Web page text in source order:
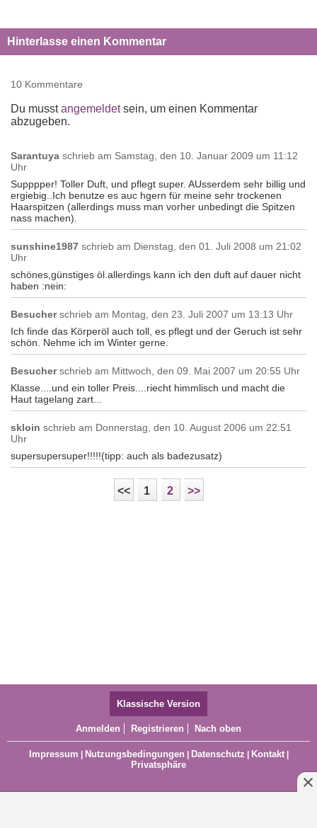
Hinterlasse einen Kommentar
10 Kommentare
Du musstangemeldetsein, um einen Kommentar
abzugeben.
Sarantuya schrieb am Samstag, den 10. Januar 2009 um 11:12
Uhr
Supppper! Toller Duft, und pflegt super. AUsserdem sehr billig und
ergiebig..Ich benutze es auc hgern für meine sehr trockenen
Haarspitzen (allerdings muss man vorher unbedingt die Spitzen
nass machen).
sunshine1987 schrieb am Dienstag, den 01. Juli 2008 um 21:02
Uhr
schönes,günstiges öl.allerdings kann ich den duft auf dauer nicht
haben :nein:
Besucher schrieb am Montag, den 23. Juli 2007 um 13:13 Uhr
Ich finde das Körperöl auch toll, es pflegt und der Geruch ist sehr
schön. Nehme ich im Winter gerne.
Besucher schrieb am Mittwoch, den 09. Mai 2007 um 20:55 Uhr
Klasse....und ein toller Preis....riecht himmlisch und macht die
Haut tagelang zart...
skloin schrieb am Donnerstag, den 10. August 2006 um 22:51
Uhr
supersupersuper!!!!!(tipp: auch als badezusatz)
<< 1 2 >>
Klassische Version
Anmelden Registrieren Nach oben
Impressum Nutzungsbedingungen Datenschutz Kontakt|
Privatsphäre